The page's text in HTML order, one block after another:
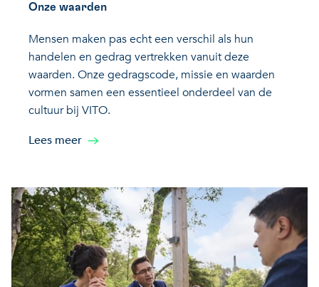
Onze waarden
Mensen maken pas echt een verschil als hun
handelen en gedrag vertrekken vanuit deze
waarden. Onze gedragscode, missie en waarden
vormen samen een essentieel onderdeel van de
cultuur bij VITO.
Lees meer